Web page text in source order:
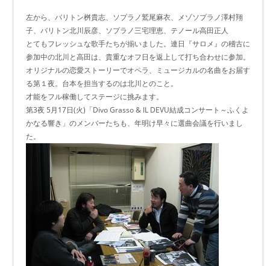
左から、バリトン桝貴志、ソプラノ鷲尾麻衣、メゾソプラノ澤村翔
子、バリトン北川辰彦、ソプラノ三宅理恵、テノール高田正人
とてもフレッシュな歌手たちが揃いました。連日『サロメ』の稽古に
参加中の北川と高田は、貴重なオフ日を返上して打ち合わせに参加。
オリジナルの恋愛ストーリーでオペラ、ミュージカルの名曲をお届す
る第１夜。台本を担当するのは北川とのこと。
才能をフル稼働してステージに挑みます。
第3夜 5月17日(火)「Divo Grasso & IL DEVU結成コンサート～ふくよ
かなる響き」のメンバーたちも、年明け早々に選曲会議を行いまし
た。